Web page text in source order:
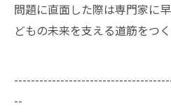
問題に直面した際は専門家に
どもの未来を支える道筋をつ
--